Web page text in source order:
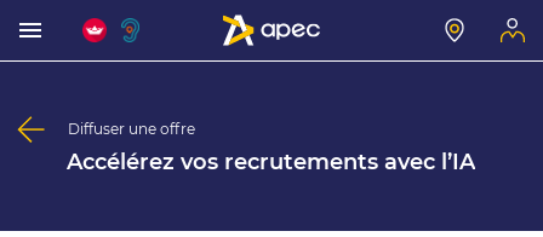
Diffuser une offre
Accélérez vos recrutements avec l’IA